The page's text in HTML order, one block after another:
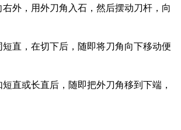
外，用外刀角入石，然后摆动刀杆，向
直，在切下后，随即将刀角向下移动便
直或长直后，随即把外刀角移到下端，